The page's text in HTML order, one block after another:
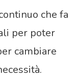
che fa
per poter
cambiare